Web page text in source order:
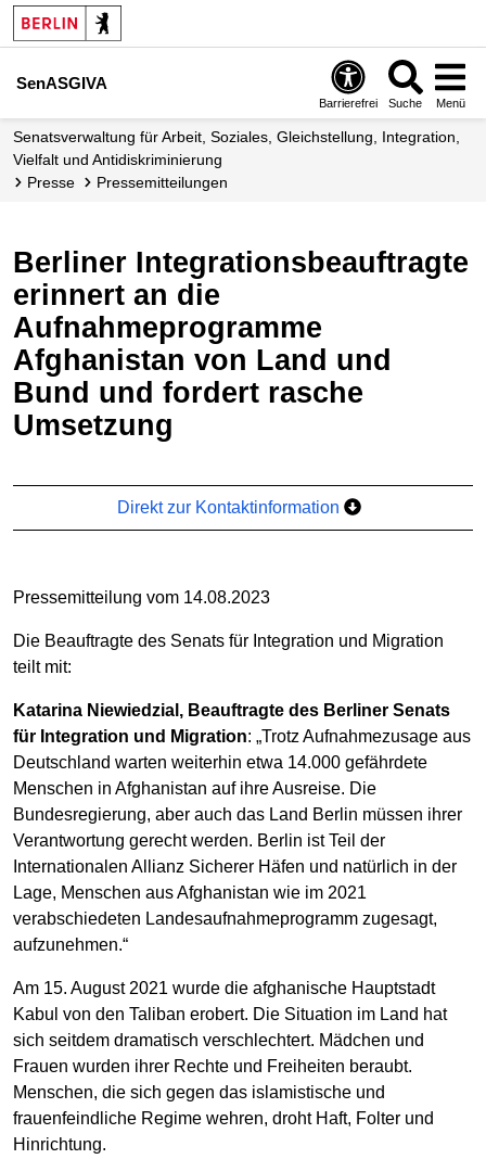
SenASGIVA
Barrierefrei Suche Menü
Senatsverwaltung für Arbeit, Soziales, Gleichstellung, Integration,
Vielfalt und Antidiskriminierung
Presse
Presse­mitteilungen
Berliner Integrationsbeauftragte
erinnert an die
Aufnahmeprogramme
Afghanistan von Land und
Bund und fordert rasche
Umsetzung
Direkt zur Kontaktinformation
Pressemitteilung vom 14.08.2023
Die Beauftragte des Senats für Integration und Migration
teilt mit:
Katarina Niewiedzial, Beauftragte des Berliner Senats
für Integration und Migration: „Trotz Aufnahmezusage aus
Deutschland warten weiterhin etwa 14.000 gefährdete
Menschen in Afghanistan auf ihre Ausreise. Die
Bundesregierung, aber auch das Land Berlin müssen ihrer
Verantwortung gerecht werden. Berlin ist Teil der
Internationalen Allianz Sicherer Häfen und natürlich in der
Lage, Menschen aus Afghanistan wie im 2021
verabschiedeten Landesaufnahmeprogramm zugesagt,
aufzunehmen.“
Am 15. August 2021 wurde die afghanische Hauptstadt
Kabul von den Taliban erobert. Die Situation im Land hat
sich seitdem dramatisch verschlechtert. Mädchen und
Frauen wurden ihrer Rechte und Freiheiten beraubt.
Menschen, die sich gegen das islamistische und
frauenfeindliche Regime wehren, droht Haft, Folter und
Hinrichtung.